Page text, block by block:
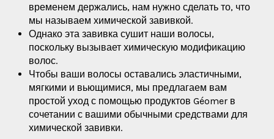
временем держались, нам нужно сделать то, что
мы называем химической завивкой.
Однако эта завивка сушит наши волосы,
поскольку вызывает химическую модификацию
волос.
Чтобы ваши волосы оставались эластичными,
мягкими и вьющимися, мы предлагаем вам
простой уход с помощью продуктов Géomer в
сочетании с вашими обычными средствами для
химической завивки.